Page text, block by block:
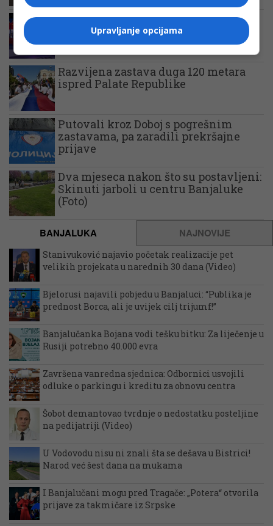
Pogrešna zastava Srbije na
Evropskom prvenstvu: Nezapamćen
skandal na početku turnira
Razvijena zastava duga 120 metara
ispred Palate Republike
Putovali kroz Doboj s pogrešnim
zastavama, pa zaradili prekršajne
prijave
Dva mjeseca nakon što su postavljeni:
Skinuti jarboli u centru Banjaluke
(Foto)
BANJALUKA NAJNOVIJE
Stanivuković najavio početak realizacije pet
velikih projekata u narednih 30 dana (Video)
Bjelorusi najavili pobjedu u Banjaluci: “Publika je
prednost Borca, ali je uvijek cilj trijumf!”
Banjalučanka Bojana vodi tešku bitku: Za liječenje u
Rusiji potrebno 40.000 evra
Završena vanredna sjednica: Odbornici usvojili
odluke o parkingu i kreditu za obnovu centra
Šobot demantovao tvrdnje o nedostatku posteljine
na pedijatriji (Video)
U Vodovodu nisu ni znali šta se dešava u Bistrici!
Narod već šest dana na mukama
I Banjalučani mogu pred Tragače: „Potera“ otvorila
prijave za takmičare iz Srpske
Upravljanje opcijama